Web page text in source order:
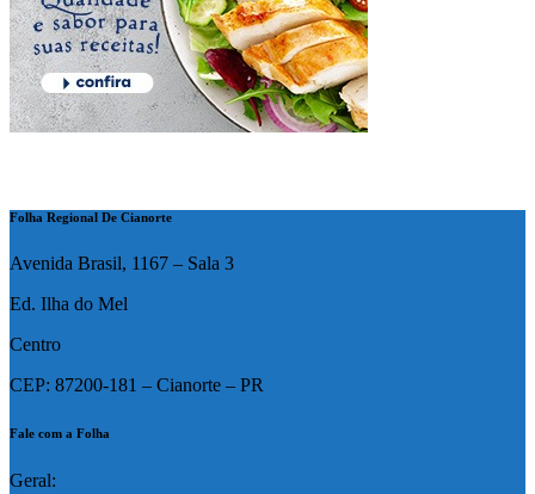
Folha Regional De Cianorte
Avenida Brasil, 1167 – Sala 3
Ed. Ilha do Mel
Centro
CEP: 87200-181 – Cianorte – PR
Fale com a Folha
Geral: